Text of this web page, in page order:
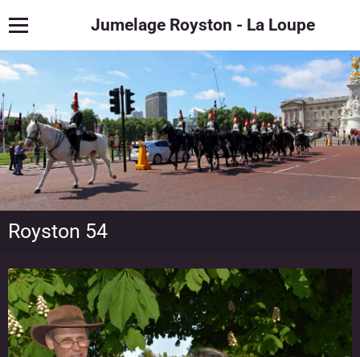
Jumelage Royston - La Loupe
Royston 54